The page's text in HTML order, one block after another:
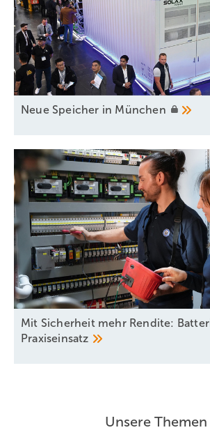
Neue Speicher in München
Mit Sicherheit mehr Rendite:
Praxiseinsatz
Unsere Themen